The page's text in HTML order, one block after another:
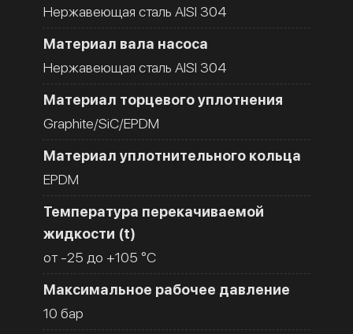
Нержавеющая сталь AISI 304
Материал вала насоса
Нержавеющая сталь AISI 304
Материал торцевого уплотнения
Graphite/SiC/EPDM
Материал уплотнительного кольца
EPDM
Температура перекачиваемой
жидкости (t)
от -25 до +105 °C
Максимальное рабочее давление
10 бар